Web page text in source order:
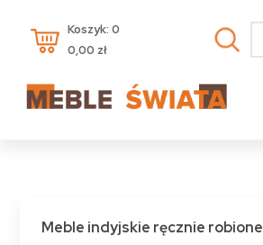
Koszyk: 0
0,00 zł
Meble indyjskie ręcznie robione